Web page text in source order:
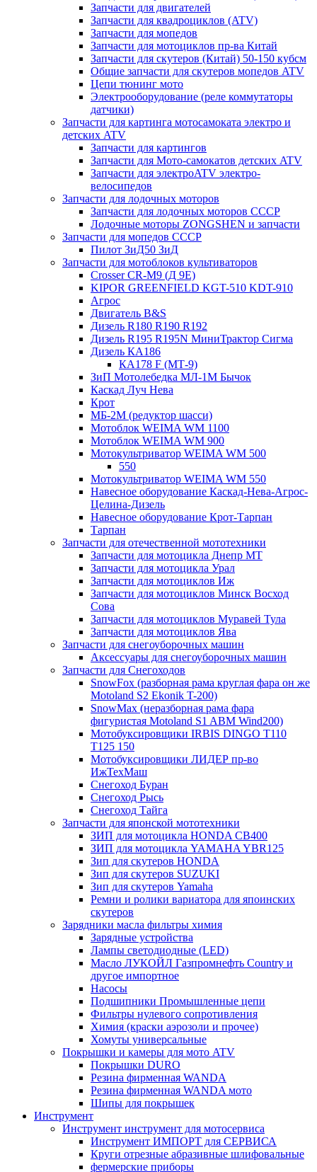
Запчасти для двигателей
Запчасти для квадроциклов (ATV)
Запчасти для мопедов
Запчасти для мотоциклов пр-ва Китай
Запчасти для скутеров (Китай) 50-150 кубсм
Общие запчасти для скутеров мопедов ATV
Цепи тюнинг мото
Электрооборудование (реле коммутаторы
датчики)
Запчасти для картинга мотосамоката электро и
детских ATV
Запчасти для картингов
Запчасти для Мото-самокатов детских ATV
Запчасти для электроATV электро-
велосипедов
Запчасти для лодочных моторов
Запчасти для лодочных моторов СССР
Лодочные моторы ZONGSHEN и запчасти
Запчасти для мопедов СССР
Пилот ЗиД50 ЗиД
Запчасти для мотоблоков культиваторов
Crosser CR-M9 (Д 9Е)
KIPOR GREENFIELD KGT-510 KDT-910
Агрос
Двигатель B&S
Дизель R180 R190 R192
Дизель R195 R195N МиниТрактор Сигма
Дизель КА186
КА178 F (МТ-9)
ЗиП Мотолебедка МЛ-1М Бычок
Каскад Луч Нева
Крот
МБ-2М (редуктор шасси)
Мотоблок WEIMA WM 1100
Мотоблок WEIMA WM 900
Мотокультриватор WEIMA WM 500
550
Мотокультриватор WEIMA WM 550
Навесное оборудование Каскад-Нева-Агрос-
Целина-Дизель
Навесное оборудование Крот-Тарпан
Тарпан
Запчасти для отечественной мототехники
Запчасти для мотоцикла Днепр МТ
Запчасти для мотоцикла Урал
Запчасти для мотоциклов Иж
Запчасти для мотоциклов Минск Восход
Сова
Запчасти для мотоциклов Муравей Тула
Запчасти для мотоциклов Ява
Запчасти для снегоуборочных машин
Аксессуары для снегоуборочных машин
Запчасти для Снегоходов
SnowFox (разборная рама круглая фара он же
Motoland S2 Ekonik T-200)
SnowMax (неразборная рама фара
фигуристая Motoland S1 ABM Wind200)
Мотобуксировщики IRBIS DINGO Т110
Т125 150
Мотобуксировщики ЛИДЕР пр-во
ИжТехМаш
Снегоход Буран
Снегоход Рысь
Снегоход Тайга
Запчасти для японской мототехники
ЗИП для мотоцикла HONDA CB400
ЗИП для мотоцикла YAMAHA YBR125
Зип для скутеров HONDA
Зип для скутеров SUZUKI
Зип для скутеров Yamaha
Ремни и ролики вариатора для япоинских
скутеров
Зарядники масла фильтры химия
Зарядные устройства
Лампы светодиодные (LED)
Масло ЛУКОЙЛ Газпромнефть Country и
другое импортное
Насосы
Подшипники Промышленные цепи
Фильтры нулевого сопротивления
Химия (краски аэрозоли и прочее)
Хомуты универсальные
Покрышки и камеры для мото ATV
Покрышки DURO
Резина фирменная WANDA
Резина фирменная WANDA мото
Шипы для покрышек
Инструмент
Инструмент инструмент для мотосервиса
Инструмент ИМПОРТ для СЕРВИСА
Круги отрезные абразивные шлифовальные
фермерские приборы